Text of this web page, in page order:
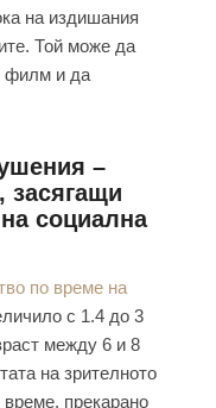
на издишания
Той може да
филм и да
–
социална
по време на
с 1.4 до 3
между 6 и 8
на зрителното
прекарано